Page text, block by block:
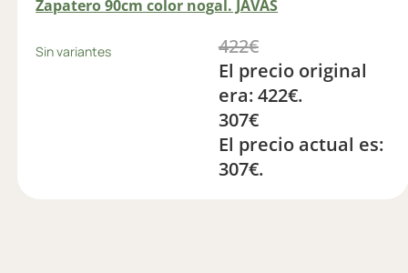
Zapatero 90cm color nogal. JAVAS
Sin variantes 422€
El precio original
era: 422€.
307€
El precio actual es:
307€.